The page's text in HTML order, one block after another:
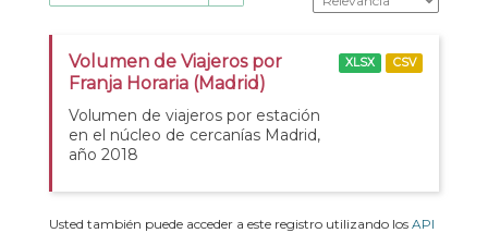
Volumen de Viajeros por
Franja Horaria (Madrid)
Volumen de viajeros por estación
en el núcleo de cercanías Madrid,
año 2018
XLSX CSV
Usted también puede acceder a este registro utilizando los API